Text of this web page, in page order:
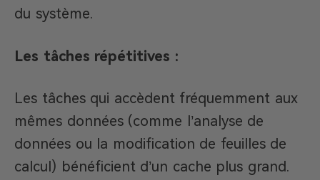
du système.
Les tâches répétitives :
Les tâches qui accèdent fréquemment aux
mêmes données (comme l’analyse de
données ou la modification de feuilles de
calcul) bénéficient d’un cache plus grand.